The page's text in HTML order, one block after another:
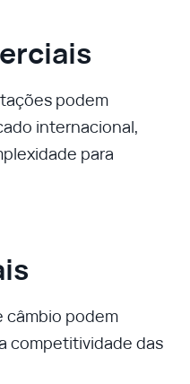
podem
internacional,
para
câmbio podem
competitividade das